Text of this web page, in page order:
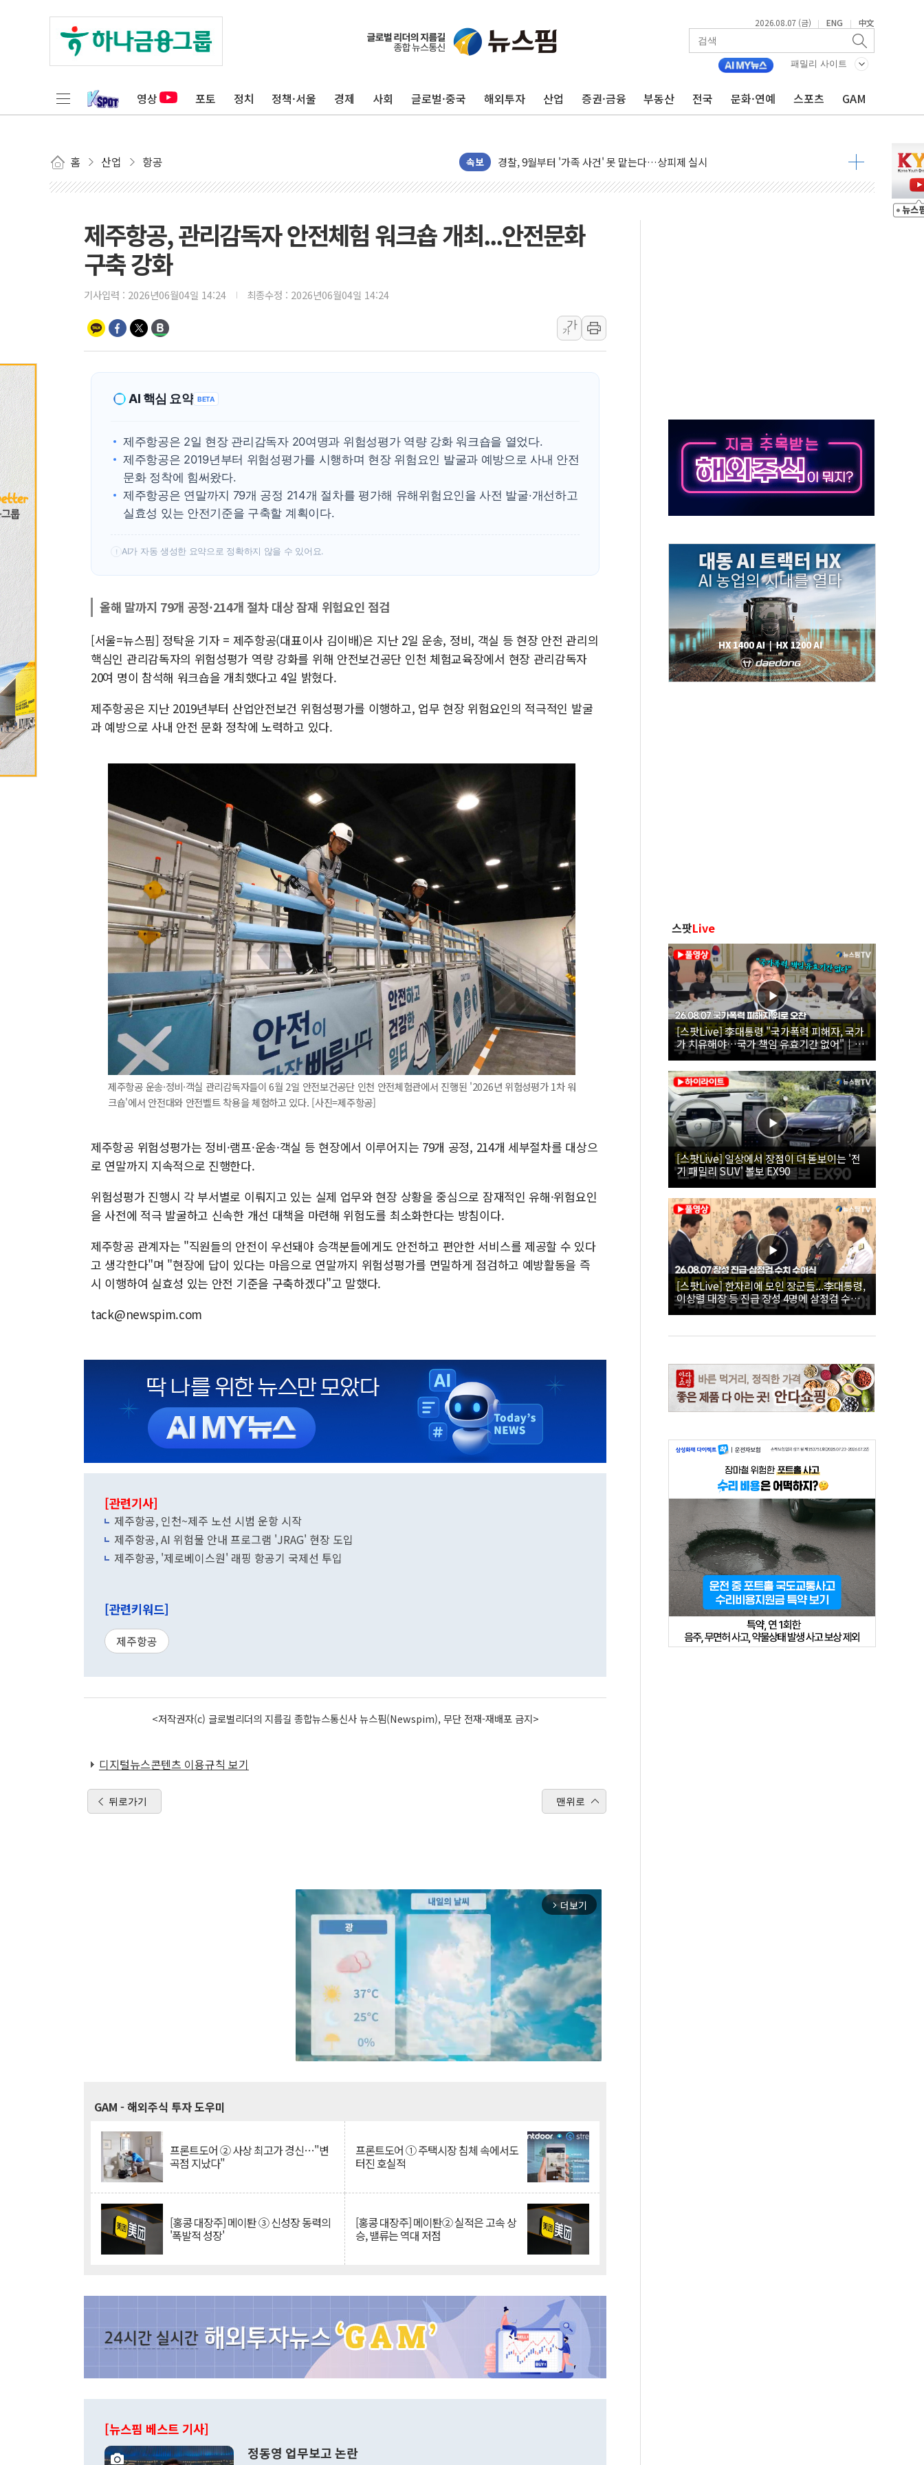
2026.08.07 (금) | ENG | 中文
패밀리 사이트
영상 포토 정치 정책·서울 경제 사회 글로벌·중국 해외투자 산업 증권·금융 부동산 전국 문화·연예 스포츠 GAM
홈 산업 항공 속보
후티 반군, 예멘 정부군과 사우디 동시 공격… 위기 고조되는 또 다른 중동 화약고
포스코홀딩스, 포스코인터·DX 지분 일부 매각
태국 학교서 중학생 총기 난사...최소 7명 사망
"文정부 악몽 재현 안돼"...李 부동산 세제안에 與 내부서 '총선·대선 직격탄' 우려
신세계사이먼 '대구 프리미엄 아울렛' 건립 '본궤도'
프롬바이오, 10일 거래 재개…"재무구조 개편"
NH농협생명, 농작업 중 온열질환 보장…폭염기 신속 보상 강화
아바코, 2분기 매출 120억원
푸본현대생명, 육군 3군단과 군 장병 금융교육·전역 지원 협약
교보생명, '교보K-맞춤건강보험' 6개월 배타적사용권 획득
벼랑 끝 선 '동전주' 무더기 상폐 위기…관리종목 우려 지정예고 총 63개
1순위보다 낮은 특별공급 경쟁률… 실수요자 관심
제주항공, 관리감독자 안전체험 워크숍 개최...안전문화
구축 강화
기사입력 : 2026년06월04일 14:24 최종수정 : 2026년06월04일 14:24
가
가
AI 핵심 요약 BETA
제주항공은 2일 현장 관리감독자 20여명과 위험성평가 역량 강화 워크숍을 열었다.
제주항공은 2019년부터 위험성평가를 시행하며 현장 위험요인 발굴과 예방으로 사내 안전
문화 정착에 힘써왔다.
제주항공은 연말까지 79개 공정 214개 절차를 평가해 유해위험요인을 사전 발굴·개선하고
실효성 있는 안전기준을 구축할 계획이다.
! AI가 자동 생성한 요약으로 정확하지 않을 수 있어요.
올해 말까지 79개 공정·214개 절차 대상 잠재 위험요인 점검
[서울=뉴스핌] 정탁윤 기자 = 제주항공(대표이사 김이배)은 지난 2일 운송, 정비, 객실 등 현장 안전 관리의
핵심인 관리감독자의 위험성평가 역량 강화를 위해 안전보건공단 인천 체험교육장에서 현장 관리감독자
20여 명이 참석해 워크숍을 개최했다고 4일 밝혔다.
제주항공은 지난 2019년부터 산업안전보건 위험성평가를 이행하고, 업무 현장 위험요인의 적극적인 발굴
과 예방으로 사내 안전 문화 정착에 노력하고 있다.
제주항공 운송·정비·객실 관리감독자들이 6월 2일 안전보건공단 인천 안전체험관에서 진행된 '2026년 위험성평가 1차 워
크숍'에서 안전대와 안전벨트 착용을 체험하고 있다. [사진=제주항공]
제주항공 위험성평가는 정비·램프·운송·객실 등 현장에서 이루어지는 79개 공정, 214개 세부절차를 대상으
로 연말까지 지속적으로 진행한다.
위험성평가 진행시 각 부서별로 이뤄지고 있는 실제 업무와 현장 상황을 중심으로 잠재적인 유해·위험요인
을 사전에 적극 발굴하고 신속한 개선 대책을 마련해 위험도를 최소화한다는 방침이다.
제주항공 관계자는 "직원들의 안전이 우선돼야 승객분들에게도 안전하고 편안한 서비스를 제공할 수 있다
고 생각한다"며 "현장에 답이 있다는 마음으로 연말까지 위험성평가를 면밀하게 점검하고 예방활동을 즉
시 이행하여 실효성 있는 안전 기준을 구축하겠다"고 말했다.
tack@newspim.com
[관련기사]
제주항공, 인천~제주 노선 시범 운항 시작
제주항공, AI 위험물 안내 프로그램 'JRAG' 현장 도입
제주항공, '제로베이스원' 래핑 항공기 국제선 투입
[관련키워드]
제주항공
<저작권자(c) 글로벌리더의 지름길 종합뉴스통신사 뉴스핌(Newspim), 무단 전재-재배포 금지>
디지털뉴스콘텐츠 이용규칙 보기
뒤로가기 맨위로
arrow_forward_ios 더보기
GAM - 해외주식 투자 도우미
프론트도어 ② 사상 최고가 경신…"변
곡점 지났다"
프론트도어 ① 주택시장 침체 속에서도
터진 호실적
[홍콩 대장주] 메이퇀 ③ 신성장 동력의
'폭발적 성장'
[홍콩 대장주] 메이퇀② 실적은 고속 상
승, 밸류는 역대 저점
[뉴스핌 베스트 기사]
정동영 업무보고 논란
스팟Live
[스팟Live] 李대통령 "국가폭력 피해자, 국가
가 치유해야…국가 책임 유효기간 없어"｜
26.08.07 국가폭력 피해자 위로 오찬
[스팟Live] 일상에서 장점이 더 돋보이는 '전
기 패밀리 SUV' 볼보 EX90
[스팟Live] 한자리에 모인 장군들...李대통령,
이상렬 대장 등 진급 장성 4명에 삼정검 수치
직접 수여｜26.08.07 장성 진급·삼정검 수치